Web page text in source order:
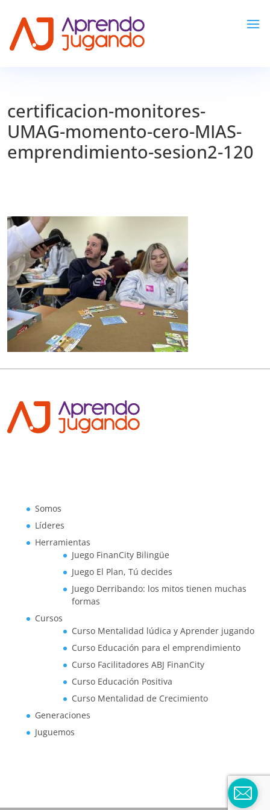
certificacion-monitores-
UMAG-momento-cero-MIAS-
emprendimiento-sesion2-120
Somos
Líderes
Herramientas
Juego FinanCity Bilingüe
Juego El Plan, Tú decides
Juego Derribando: los mitos tienen muchas
formas
Cursos
Curso Mentalidad lúdica y Aprender jugando
Curso Educación para el emprendimiento
Curso Facilitadores ABJ FinanCity
Curso Educación Positiva
Curso Mentalidad de Crecimiento
Generaciones
Juguemos